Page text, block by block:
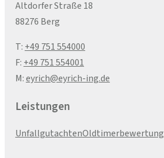
Altdorfer Straße 18
88276 Berg
T: +49 751 554000
F: +49 751 554001
M:eyrich@eyrich-ing.de
Leistungen
UnfallgutachtenOldtimerbewertung